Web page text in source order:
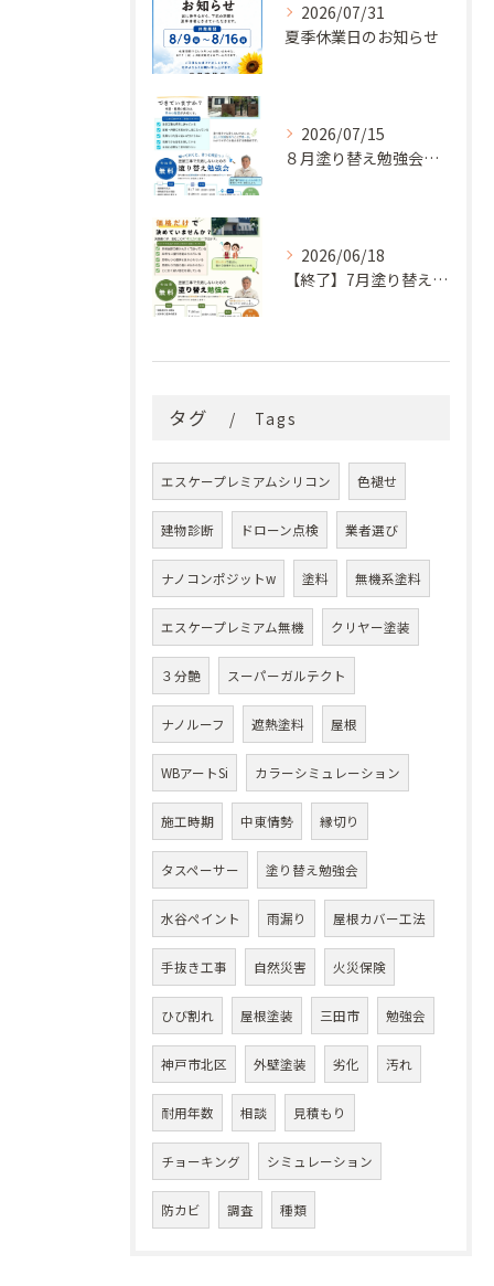
2026/07/31
夏季休業日のお知らせ
2026/07/15
８月塗り替え勉強会開催のお知らせ
2026/06/18
【終了】7月塗り替え勉強会のお知らせ
タグ Tags
エスケープレミアムシリコン 色褪せ
建物診断 ドローン点検 業者選び
ナノコンポジットw 塗料 無機系塗料
エスケープレミアム無機 クリヤー塗装
３分艶 スーパーガルテクト
ナノルーフ 遮熱塗料 屋根
WBアートSi カラーシミュレーション
施工時期 中東情勢 縁切り
タスペーサー 塗り替え勉強会
水谷ペイント 雨漏り 屋根カバー工法
手抜き工事 自然災害 火災保険
ひび割れ 屋根塗装 三田市 勉強会
神戸市北区 外壁塗装 劣化 汚れ
耐用年数 相談 見積もり
チョーキング シミュレーション
防カビ 調査 種類